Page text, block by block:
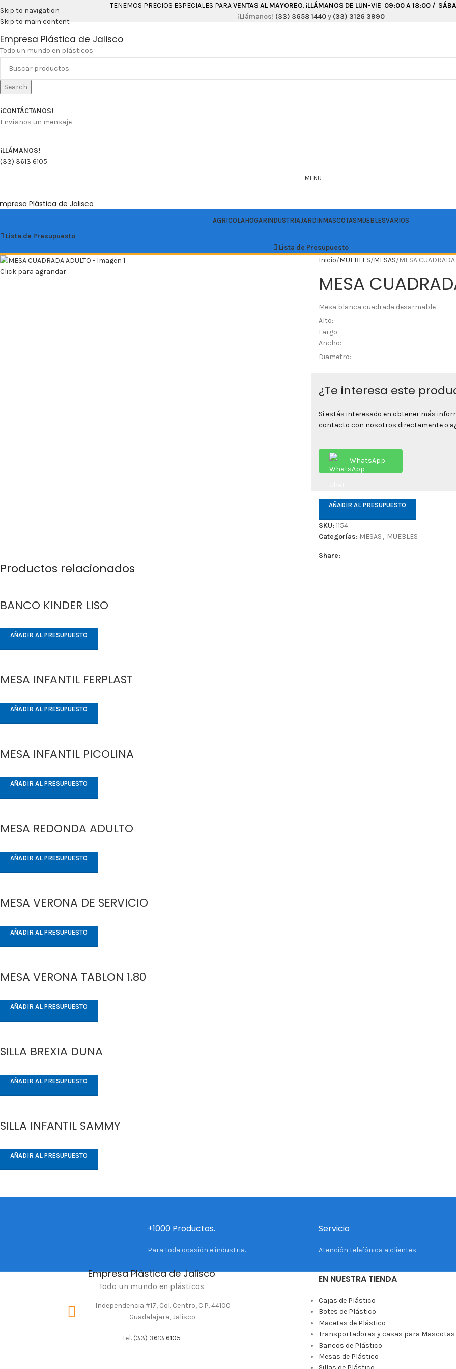
Skip to navigation
Skip to main content
TENEMOS PRECIOS ESPECIALES PARAVENTAS AL MAYOREO. ¡LLÁMANOS DE LUN-VIE 09:00 A 18:00 /
¡Llámanos! (33) 3658 1440y (33) 3126 3990
Empresa Plástica de Jalisco
Todo un mundo en plásticos
Search
¡CONTÁCTANOS!
Envíanos un mensaje
¡LLÁMANOS!
(33) 3613 6105
MENU
Plástica de Jalisco
AGRICOLAHOGARINDUSTRIAJARDINMASCOTASMUEBLESVARIOS
Lista de Presupuesto
Lista de Presupuesto
Click para agrandar
Inicio MUEBLES MESAS MESA CUADRADA
MESA
Mesa blanca cuadrada desarmable
Alto:
Largo:
Ancho:
Diametro:
¿Te interesa este
Si estás interesado en obtener más
contacto con nosotros directamente o
WhatsApp
AÑADIR AL PRESUPUESTO
SKU: 1154
Categorías: MESAS , MUEBLES
Share:
Productos relacionados
BANCO KINDER LISO
AÑADIR AL PRESUPUESTO
MESA INFANTIL FERPLAST
AÑADIR AL PRESUPUESTO
MESA INFANTIL PICOLINA
AÑADIR AL PRESUPUESTO
MESA REDONDA ADULTO
AÑADIR AL PRESUPUESTO
MESA VERONA DE SERVICIO
AÑADIR AL PRESUPUESTO
MESA VERONA TABLON 1.80
AÑADIR AL PRESUPUESTO
SILLA BREXIA DUNA
AÑADIR AL PRESUPUESTO
SILLA INFANTIL SAMMY
AÑADIR AL PRESUPUESTO
+1000 Productos.
Para toda ocasión e industria.
Servicio
Atención telefónica a clientes
Empresa Plástica de Jalisco
Todo un mundo en plásticos
Independencia #17, Col. Centro, C.P. 44100
Guadalajara, Jalisco.
Tel.(33) 3613 6105
EN NUESTRA TIENDA
Cajas de Plástico
Botes de Plástico
Macetas de Plástico
Transportadoras y casas para Mascotas
Bancos de Plástico
Mesas de Plástico